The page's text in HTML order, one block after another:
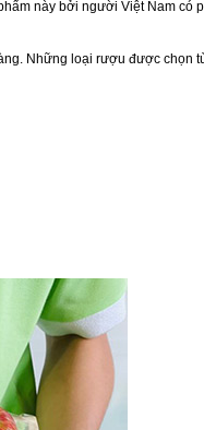
này bởi người Việt Nam có
Những loại rượu được chọn